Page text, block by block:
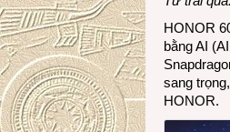
HONOR
bằng AI
sang
HONOR.